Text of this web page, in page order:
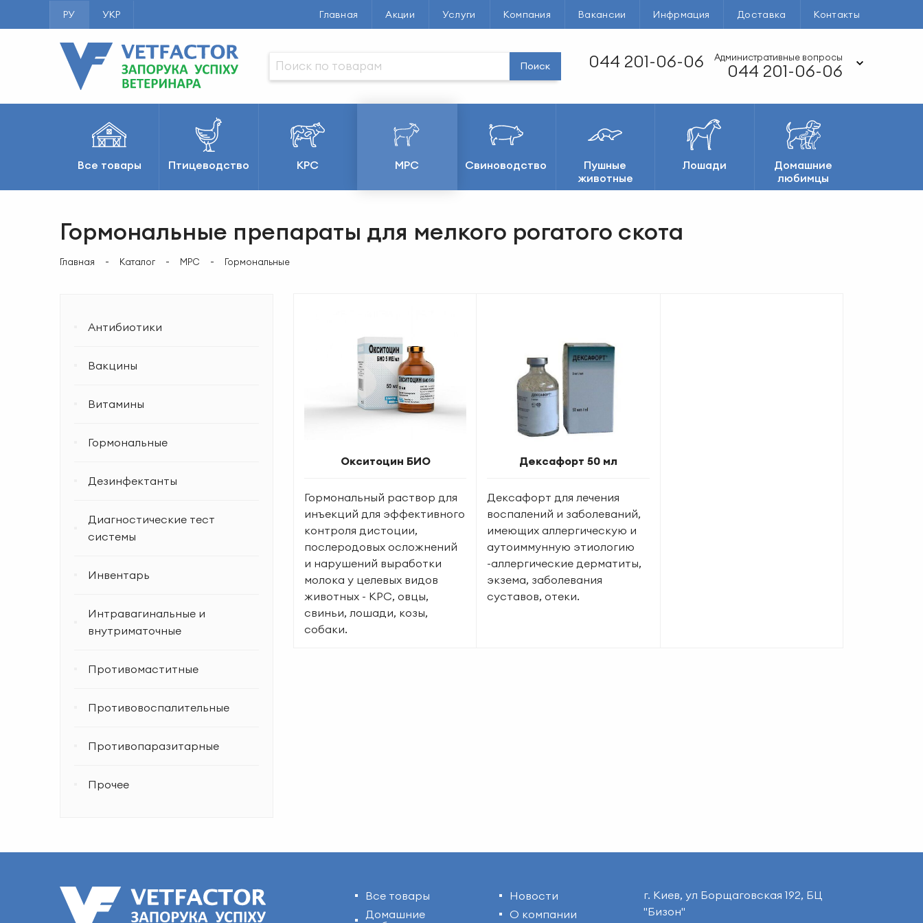
РУ УКР Главная Акции Услуги Компания Вакансии Инфрмация Доставка Контакты
Поиск 044 201-06-06 Административные вопросы
044 201-06-06
Все товары Птицеводство КРС МРС Свиноводство
Пушные
животные
Лошади
Домашние
любимцы
Гормональные препараты для мелкого рогатого скота
Главная Каталог МРС Гормональные
Антибиотики
Вакцины
Витамины
Гормональные
Дезинфектанты
Диагностические тест
системы
Инвентарь
Интравагинальные и
внутриматочные
Противомаститные
Противовоспалительные
Противопаразитарные
Прочее
Окситоцин БИО
Гормональный раствор для
инъекций для эффективного
контроля дистоции,
послеродовых осложнений
и нарушений выработки
молока у целевых видов
животных - КРС, овцы,
свиньи, лошади, козы,
собаки.
Дексафорт 50 мл
Дексафорт для лечения
воспалений и заболеваний,
имеющих аллергическую и
аутоиммунную этиологию
-аллергические дерматиты,
экзема, заболевания
суставов, отеки.
Все товары
Домашние
Новости
О компании
г. Киев, ул Борщаговская 192, БЦ
"Бизон"